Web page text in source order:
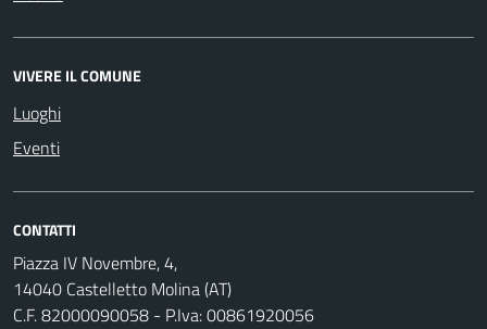
VIVERE IL COMUNE
Luoghi
Eventi
CONTATTI
Piazza IV Novembre, 4,
14040 Castelletto Molina (AT)
C.F. 82000090058 - P.Iva: 00861920056